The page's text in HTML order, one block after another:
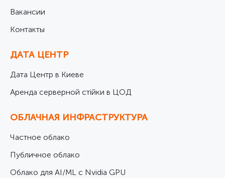
Вакансии
Контакты
ДАТА ЦЕНТР
Дата Центр в Киеве
Аренда серверной стійки в ЦОД
ОБЛАЧНАЯ ИНФРАСТРУКТУРА
Частное облако
Публичное облако
Облако для AI/ML с Nvidia GPU